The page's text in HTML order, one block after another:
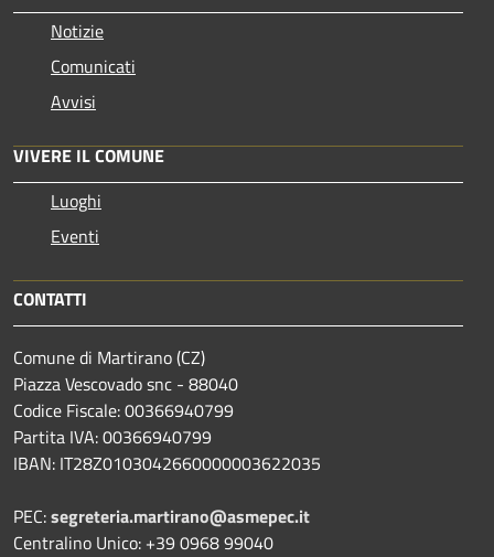
Notizie
Comunicati
Avvisi
VIVERE IL COMUNE
Luoghi
Eventi
CONTATTI
Comune di Martirano (CZ)
Piazza Vescovado snc - 88040
Codice Fiscale: 00366940799
Partita IVA: 00366940799
IBAN: IT28Z0103042660000003622035
PEC:segreteria.martirano@asmepec.it
Centralino Unico: +39 0968 99040